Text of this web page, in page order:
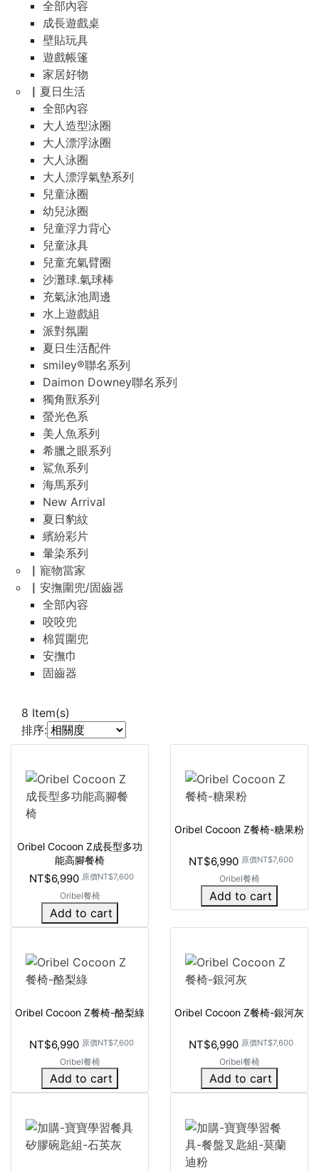
全部內容
成長遊戲桌
壁貼玩具
遊戲帳篷
家居好物
▏夏日生活
全部內容
大人造型泳圈
大人漂浮泳圈
大人泳圈
大人漂浮氣墊系列
兒童泳圈
幼兒泳圈
兒童浮力背心
兒童泳具
兒童充氣臂圈
沙灘球.氣球棒
充氣泳池周邊
水上遊戲組
派對氛圍
夏日生活配件
smiley®聯名系列
Daimon Downey聯名系列
獨角獸系列
螢光色系
美人魚系列
希臘之眼系列
鯊魚系列
海馬系列
New Arrival
夏日豹紋
繽紛彩片
暈染系列
▏寵物當家
▏安撫圍兜/固齒器
全部內容
咬咬兜
棉質圍兜
安撫巾
固齒器
8 Item(s)
排序:
Oribel Cocoon Z成長型多功
能高腳餐椅
NT$6,990 原價NT$7,600
Oribel餐椅
Add to cart
Oribel Cocoon Z餐椅-糖果粉
NT$6,990 原價NT$7,600
Oribel餐椅
Add to cart
Oribel Cocoon Z餐椅-酪梨綠
NT$6,990 原價NT$7,600
Oribel餐椅
Add to cart
Oribel Cocoon Z餐椅-銀河灰
NT$6,990 原價NT$7,600
Oribel餐椅
Add to cart